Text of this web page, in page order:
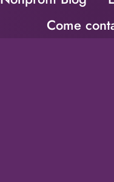
Come